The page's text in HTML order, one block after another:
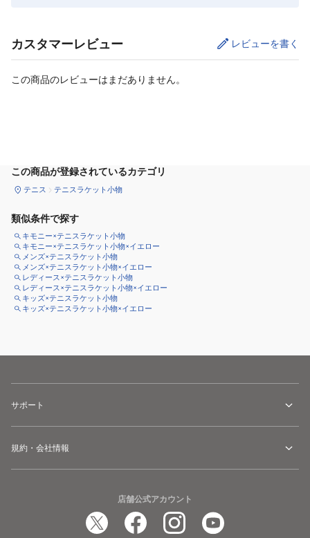
カスタマーレビュー レビューを書く
この商品のレビューはまだありません。
この商品が登録されているカテゴリ
テニス テニスラケット小物
類似条件で探す
キモニー×テニスラケット小物
キモニー×テニスラケット小物×イエロー
メンズ×テニスラケット小物
メンズ×テニスラケット小物×イエロー
レディース×テニスラケット小物
レディース×テニスラケット小物×イエロー
キッズ×テニスラケット小物
キッズ×テニスラケット小物×イエロー
サポート
規約・会社情報
店舗公式アカウント